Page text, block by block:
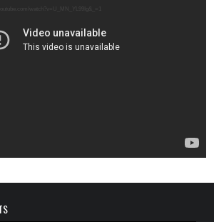
watch?v=U_MN_YL99Ig&_=1